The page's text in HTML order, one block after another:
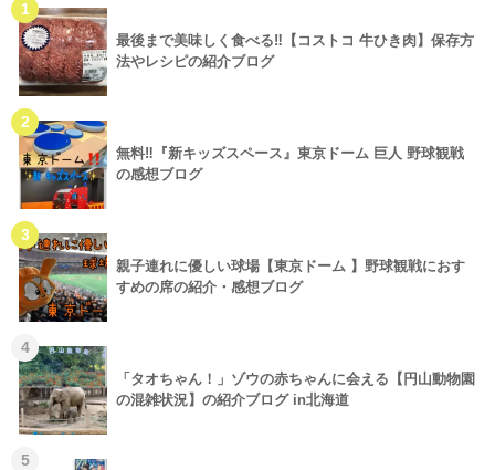
1
最後まで美味しく食べる‼【コストコ 牛ひき肉】保存方
法やレシピの紹介ブログ
2
無料‼『新キッズスペース』東京ドーム 巨人 野球観戦
の感想ブログ
3
親子連れに優しい球場【東京ドーム 】野球観戦におす
すめの席の紹介・感想ブログ
4
「タオちゃん！」ゾウの赤ちゃんに会える【円山動物園
の混雑状況】の紹介ブログ in北海道
5